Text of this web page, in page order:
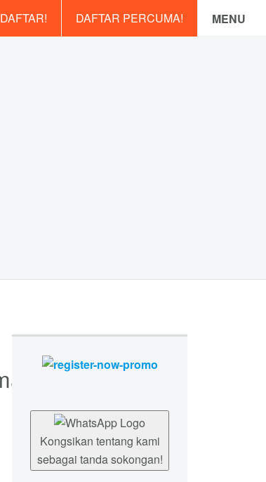
MENU
DAFTAR PERCUMA!
DAFTAR!
Kongsikan tentang kami
sebagai tanda sokongan!